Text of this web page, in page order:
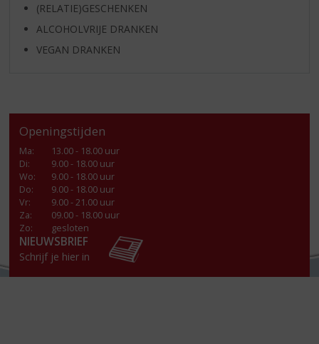
(RELATIE)GESCHENKEN
ALCOHOLVRIJE DRANKEN
VEGAN DRANKEN
Openingstijden
Ma:
13.00 - 18.00 uur
Di:
9.00 - 18.00 uur
Wo:
9.00 - 18.00 uur
Do:
9.00 - 18.00 uur
Vr:
9.00 - 21.00 uur
Za:
09.00 - 18.00 uur
Zo:
gesloten
NIEUWSBRIEF
Schrijf je hier in